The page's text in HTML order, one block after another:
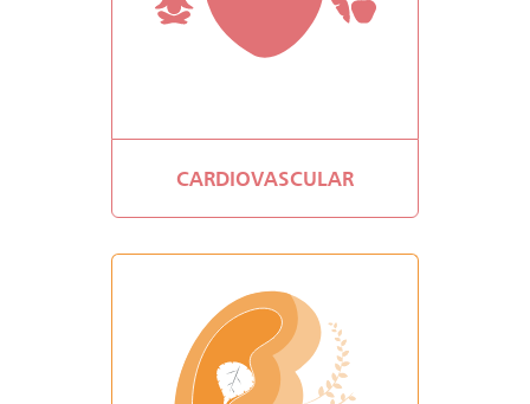
CARDIOVASCULAR